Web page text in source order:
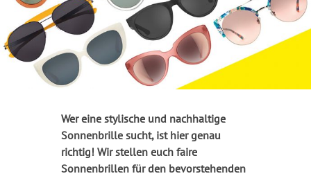
Wer eine stylische und nachhaltige
Sonnenbrille sucht, ist hier genau
richtig! Wir stellen euch faire
Sonnenbrillen für den bevorstehenden